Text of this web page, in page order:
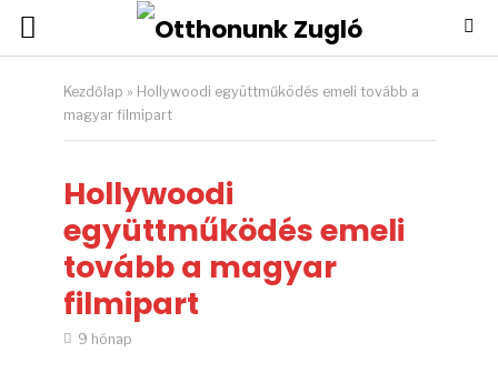
Kezdőlap » Hollywoodi együttműködés emeli tovább a
magyar filmipart
Hollywoodi
együttműködés emeli
tovább a magyar
filmipart
9 hónap